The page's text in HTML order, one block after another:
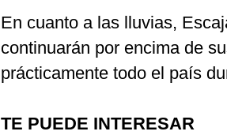
En cuanto a las lluvias,
continuarán por encima de
prácticamente todo el país
TE PUEDE INTERESAR